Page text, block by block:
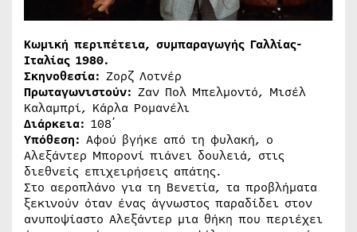
Κωμική περιπέτεια, συμπαραγωγής Γαλλίας-
Ιταλίας 1980.
Σκηνοθεσία: Ζορζ Λοτνέρ
Πρωταγωνιστούν: Ζαν Πολ Μπελμοντό, Μισέλ
Καλαμπρί, Κάρλα Ρομανέλι
Διάρκεια: 108΄
Υπόθεση: Αφού βγήκε από τη φυλακή, ο
Αλεξάντερ Μπορονί πιάνει δουλειά, στις
διεθνείς επιχειρήσεις απάτης.
Στο αεροπλάνο για τη Βενετία, τα προβλήματα
ξεκινούν όταν ένας άγνωστος παραδίδει στον
ανυποψίαστο Αλεξάντερ μια θήκη που περιέχει